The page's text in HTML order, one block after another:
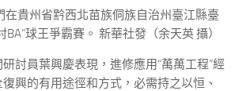
在貴州省黔西北苗族侗族自治州臺江縣臺
球王爭霸賽。 新華社發（余天英 攝）
討員葉興慶表現，進修應用“萬萬工程”經
興的有用途徑和方式，必需持之以恒、